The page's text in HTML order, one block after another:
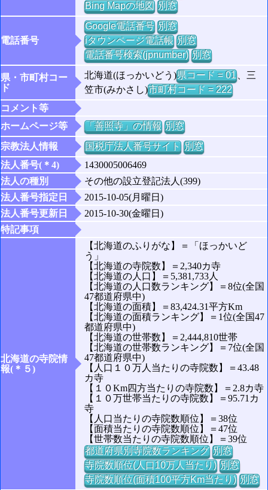
Bing Mapの地図 別窓
電話番号
Google電話番号 別窓
iタウンページ電話帳 別窓
電話番号検索(jpnumber) 別窓
県・市町村コー
ド
北海道(ほっかいどう)県コード = 01、三
笠市(みかさし)市町村コード = 222
コメント等
ホームページ等
「善照寺」の情報 別窓
宗教法人情報
国税庁法人番号サイト 別窓
法人番号(＊4)
1430005006469
法人の種別
その他の設立登記法人(399)
法人番号指定日
2015-10-05(月曜日)
法人番号更新日
2015-10-30(金曜日)
特記事項
北海道の寺院情
報(＊５)
【北海道のふりがな】＝「ほっかいど
う」
【北海道の寺院数】＝2,340カ寺
【北海道の人口】＝5,381,733人
【北海道の人口数ランキング】＝8位(全国
47都道府県中)
【北海道の面積】＝83,424.31平方Km
【北海道の面積ランキング】＝1位(全国47
都道府県中)
【北海道の世帯数】＝2,444,810世帯
【北海道の世帯数ランキング】＝7位(全国
47都道府県中)
【人口１０万人当たりの寺院数】＝43.48
カ寺
【１０Km四方当たりの寺院数】＝2.8カ寺
【１０万世帯当たりの寺院数】＝95.71カ
寺
【人口当たりの寺院数順位】＝38位
【面積当たりの寺院数順位】＝47位
【世帯数当たりの寺院数順位】＝39位
都道府県別寺院数ランキング 別窓
寺院数順位(人口10万人当たり) 別窓
寺院数順位(面積100平方Km当たり) 別窓